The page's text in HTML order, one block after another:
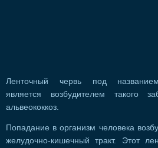
Ленточный червь под названием
является возбудителем такого
альвеококкоз.
Попадание в организм человека
желудочно-кишечный тракт. Этот